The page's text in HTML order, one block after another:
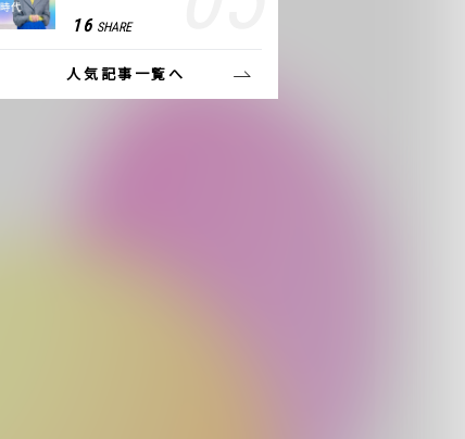
つけた、私の生きる道
16 SHARE
人気記事一覧へ